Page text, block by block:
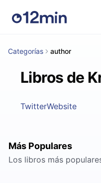
Categorías author
Libros de
TwitterWebsite
Más Populares
Los libros más